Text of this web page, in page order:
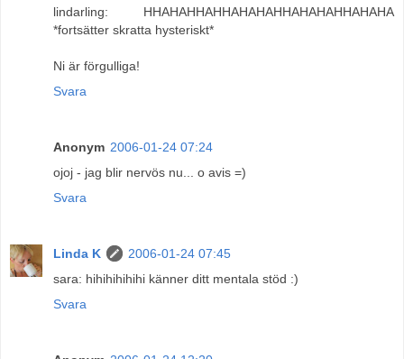
lindarling: HHAHAHHAHHAHAHAHHAHAHAHHAHAHA
*fortsätter skratta hysteriskt*
Ni är förgulliga!
Svara
Anonym 2006-01-24 07:24
ojoj - jag blir nervös nu... o avis =)
Svara
Linda K
2006-01-24 07:45
sara: hihihihihihi känner ditt mentala stöd :)
Svara